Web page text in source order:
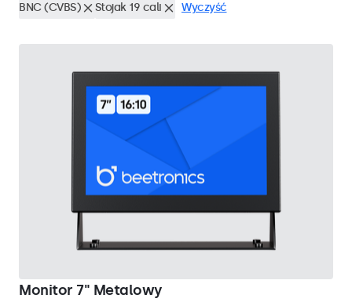
BNC (CVBS) Stojak 19 cali Wyczyść
Monitor 7" Metalowy